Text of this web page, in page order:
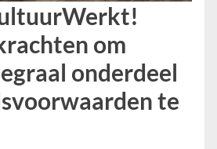
om
onderdeel
te